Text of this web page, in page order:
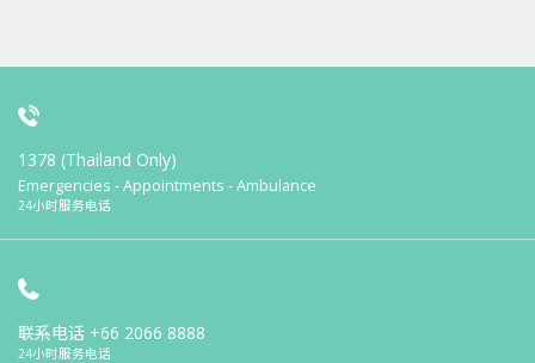
1378 (Thailand Only)
Emergencies - Appointments - Ambulance
24小时服务电话
联系电话 +66 2066 8888
24小时服务电话